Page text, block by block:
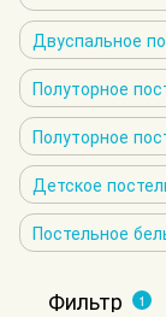
Двуспальное
Полуторное
Полуторное
Детское
Постельное
Фильтр 1